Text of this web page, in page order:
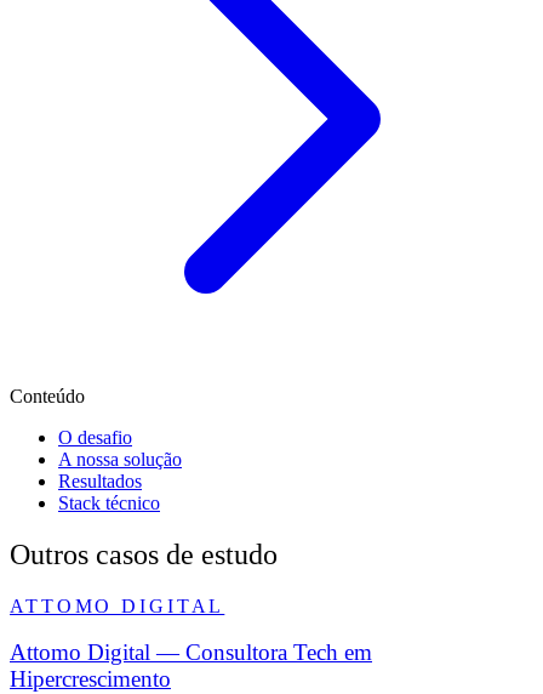
Conteúdo
O desafio
A nossa solução
Resultados
Stack técnico
Outros casos de estudo
ATTOMO DIGITAL
Attomo Digital — Consultora Tech em
Hipercrescimento